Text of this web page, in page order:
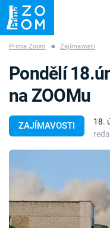
ZÁHADY VETŘELCI
Témata
Pořady
Prima Zoom ■ Zajímavosti
ZAJÍMAVOSTI
18.
Pondělí
na ZOOMu